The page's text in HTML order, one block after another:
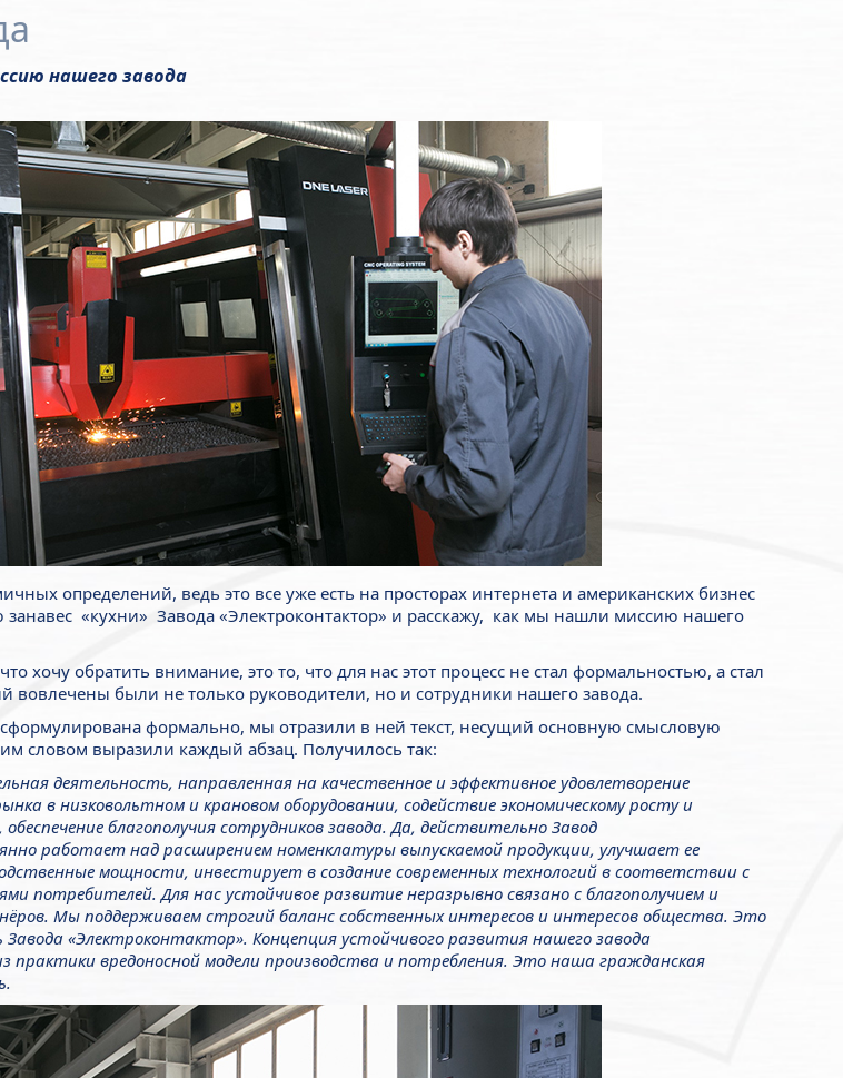
нашего завода
определений, ведь это все уже есть на просторах интернета и американских бизнес
занавес «кухни» Завода «Электроконтактор» и расскажу, как мы нашли миссию нашего
хочу обратить внимание, это то, что для нас этот процесс не стал формальностью, а стал
вовлечены были не только руководители, но и сотрудники нашего завода.
формально, мы отразили в ней текст, несущий основную смысловую
словом выразили каждый абзац. Получилось так:
деятельность, направленная на качественное и эффективное удовлетворение
в низковольтном и крановом оборудовании, содействие экономическому росту и
благополучия сотрудников завода.Да, действительно Завод
работает над расширением номенклатуры выпускаемой продукции, улучшает ее
мощности, инвестирует в создание современных технологий в соответствии с
потребителей.Для нас устойчивое развитие неразрывно связано с благополучием и
Мы поддерживаем строгий баланс собственных интересов и интересов общества. Это
«Электроконтактор». Концепция устойчивого развития нашего завода
практики вредоносной модели производства и потребления. Это наша гражданская